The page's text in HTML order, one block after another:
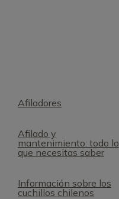
Afiladores
Afilado y
mantenimiento: todo lo
que necesitas saber
Información sobre los
cuchillos chilenos